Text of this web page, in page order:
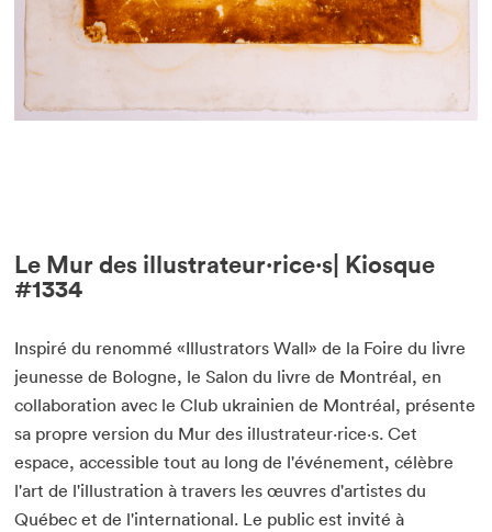
Le Mur des illustrateur·rice·s| Kiosque
#1334
Inspiré du renommé «Illustrators Wall» de la Foire du livre
jeunesse de Bologne, le Salon du livre de Montréal, en
collaboration avec le Club ukrainien de Montréal, présente
sa propre version du Mur des illustrateur·rice·s. Cet
espace, accessible tout au long de l'événement, célèbre
l'art de l'illustration à travers les œuvres d'artistes du
Québec et de l'international. Le public est invité à